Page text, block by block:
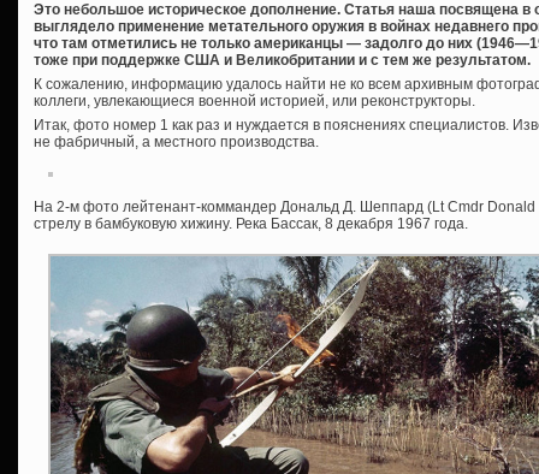
Это небольшое историческое дополнение. Статья наша посвящена в
выглядело применение метательного оружия в войнах недавнего
что там отметились не только американцы — задолго до них
тоже при поддержке США и Великобритании и с тем же результатом.
К сожалению, информацию удалось найти не ко всем архивным
коллеги, увлекающиеся военной историей, или реконструкторы.
Итак, фото номер 1 как раз и нуждается в пояснениях специалистов.
не фабричный, а местного производства.
На 2-м фото лейтенант-коммандер Дональд Д. Шеппард (Lt Cmdr Donald
стрелу в бамбуковую хижину. Река Бассак, 8 декабря 1967 года.